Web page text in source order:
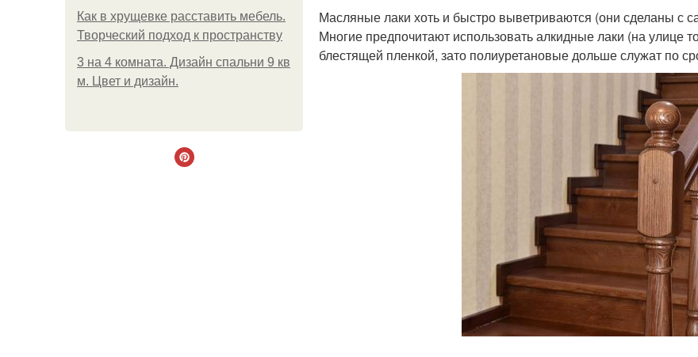
Как в хрущевке расставить мебель.
Творческий подход к пространству
3 на 4 комната. Дизайн спальни 9 кв
м. Цвет и дизайн.
Масляные лаки хоть и быстро выветриваются (они сделаны с
Многие предпочитают использовать алкидные лаки (на улице
блестящей пленкой, зато полиуретановые дольше служат по